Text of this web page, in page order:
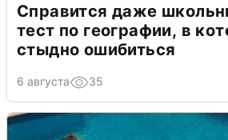
Справится даже
тест по географии, в
стыдно ошибиться
6 августа 35